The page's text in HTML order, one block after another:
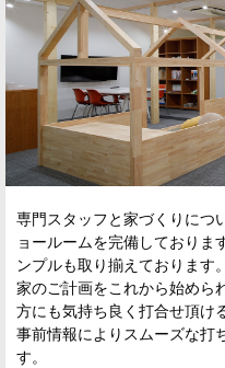
専門スタッフと家づくりにつ
ョールームを完備しておりま
ンプルも取り揃えております。
家のご計画をこれから始めら
方にも気持ち良く打合せ頂け
事前情報によりスムーズな打
す。